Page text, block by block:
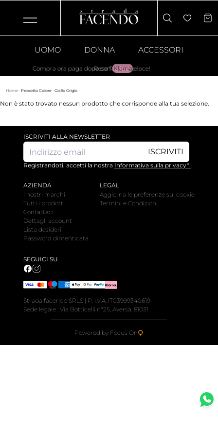
UOMO DONNA ACCESSORI
Compra ora paga dopo conKlarna.
Reso facile e veloce!
Home · Prodotto Colore · Giallo Grigio
Non è stato trovato nessun prodotto che corrisponde alla tua selezione.
ISCRIVITI ALLA NEWSLETTER
ISCRIVITI
Registrandoti, accetti la nostra Informativa sulla privacy*.
AZIENDA
I nostri marchi
Tutti i prodotti
Contattaci
Dettagli account
Lista desideri
Password dimenticata
LEGAL
Aggiorna le preferenze sui cookie
Termini e Condizioni
SEGUICI SU
Strada facendo SRLS | P. I.V.A. IT03999340619
Sede legale : Via Botticelli n°25, Aversa, 81031
Powered by Focus On